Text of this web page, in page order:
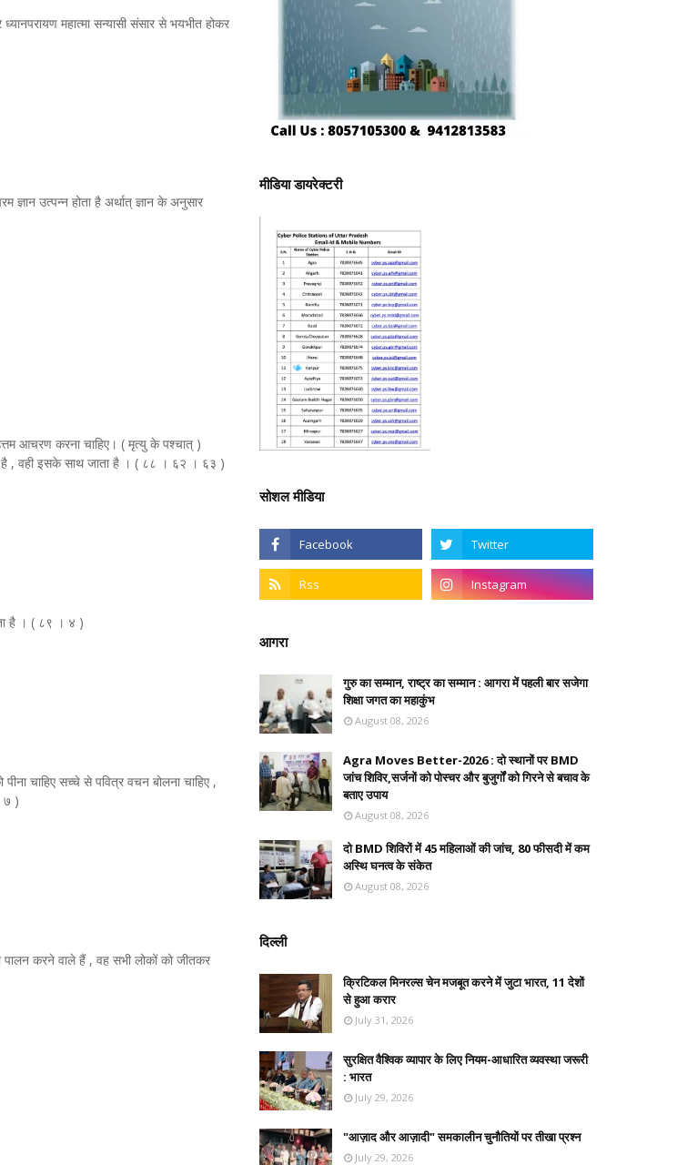
महात्मा सन्यासी संसार से भयभीत होकर
ज्ञान उत्पन्न होता है अर्थात् ज्ञान के अनुसार
आचरण करना चाहिए। ( मृत्यु के पश्चात् )
है , वही इसके साथ जाता है । ( ८८ । ६२ । ६३ )
है । ( ८९ । ४ )
चाहिए सच्चे से पवित्र वचन बोलना चाहिए ,
७ )
पालन करने वाले हैं , वह सभी लोकों को जीतकर
मीडिया डायरेक्टरी
सोशल मीडिया
आगरा
गुरु का सम्मान, राष्ट्र का सम्मान : आगरा में पहली बार सजेगा
शिक्षा जगत का महाकुंभ
August 08, 2026
Agra Moves Better-2026 : दो स्थानों पर BMD
जांच शिविर,सर्जनों को पोस्चर और बुजुर्गों को गिरने से बचाव के
बताए उपाय
August 08, 2026
दो BMD शिविरों में 45 महिलाओं की जांच, 80 फीसदी में कम
अस्थि घनत्व के संकेत
August 08, 2026
दिल्ली
क्रिटिकल मिनरल्स चेन मजबूत करने में जुटा भारत, 11 देशों
से हुआ करार
July 31, 2026
सुरक्षित वैश्विक व्यापार के लिए नियम-आधारित व्यवस्था जरूरी
: भारत
July 29, 2026
"आज़ाद और आज़ादी" समकालीन चुनौतियों पर तीखा प्रश्न
July 29, 2026